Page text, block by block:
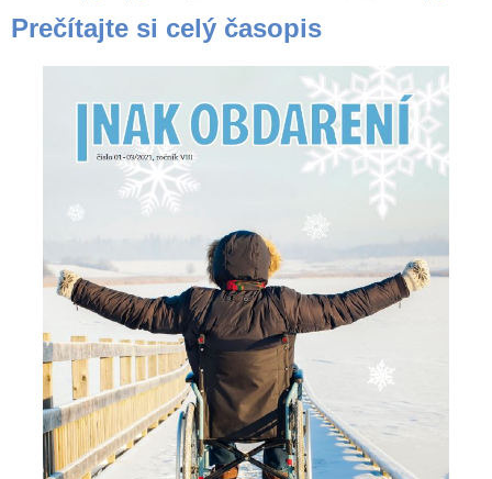
Prečítajte si celý časopis